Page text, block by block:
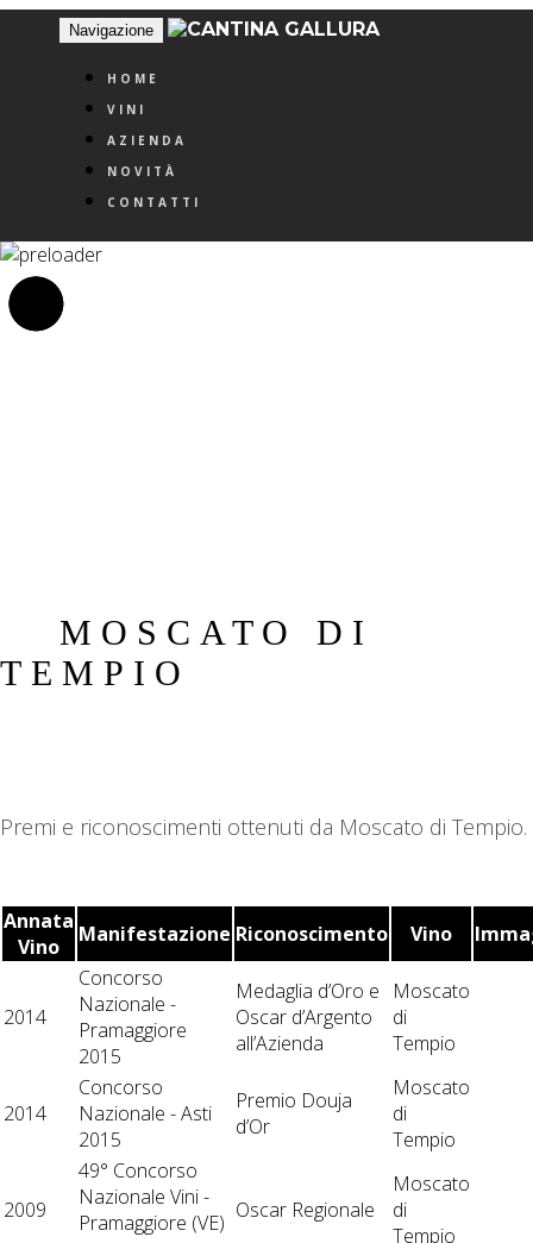
Navigazione
HOME
VINI
AZIENDA
NOVITÀ
CONTATTI
MOSCATO DI
TEMPIO
Premi e riconoscimenti ottenuti da Moscato di Tempio.
Annata
Vino
Manifestazione Riconoscimento Vino
2014
Concorso
Nazionale -
Pramaggiore
2015
Medaglia d’Oro e
Oscar d’Argento
all’Azienda
Moscato
di
Tempio
2014
Concorso
Nazionale - Asti
2015
Premio Douja
d’Or
Moscato
di
Tempio
2009
49° Concorso
Nazionale Vini -
Pramaggiore (VE) Oscar Regionale
Moscato
di
Tempio